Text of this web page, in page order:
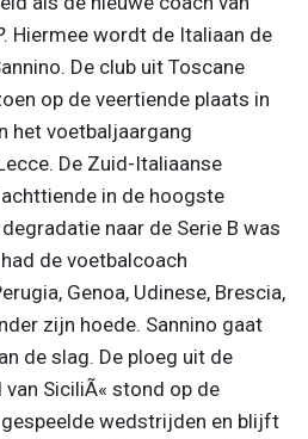
. Hiermee wordt de Italiaan de
De club uit Toscane
op de veertiende plaats in
het voetbaljaargang
De Zuid-Italiaanse
in de hoogste
naar de Serie B was
de voetbalcoach
Genoa, Udinese, Brescia,
zijn hoede. Sannino gaat
de slag. De ploeg uit de
SiciliÃ« stond op de
wedstrijden en blijft